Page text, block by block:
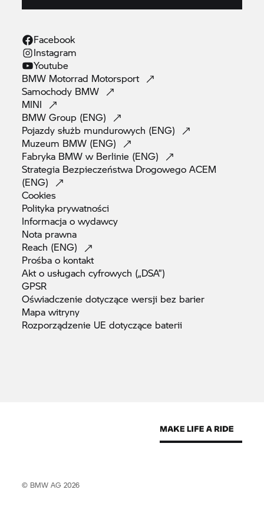
Facebook
Instagram
Youtube
BMW Motorrad Motorsport
Samochody BMW
MINI
BMW Group (ENG)
Pojazdy służb mundurowych (ENG)
Muzeum BMW (ENG)
Fabryka BMW w Berlinie (ENG)
Strategia Bezpieczeństwa Drogowego ACEM
(ENG)
Cookies
Polityka prywatności
Informacja owydawcy
Nota prawna
Reach (ENG)
Prośba o kontakt
Akt o usługach cyfrowych („DSA”)
GPSR
Oświadczenie dotyczące wersji bez barier
Mapawitryny
Rozporządzenie UE dotyczące baterii
© BMW AG 2026